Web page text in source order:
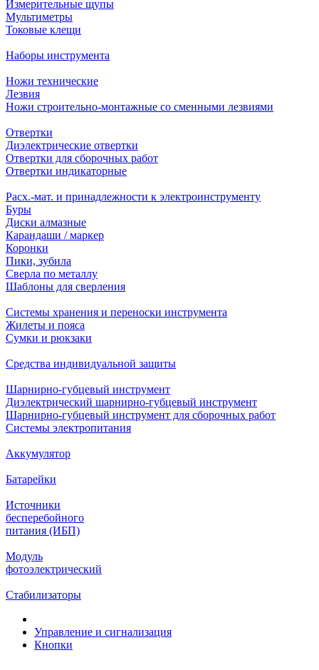
Измерительные щупы
Мультиметры
Токовые клещи
Наборы инструмента
Ножи технические
Лезвия
Ножи строительно-монтажные со сменными лезвиями
Отвертки
Диэлектрические отвертки
Отвертки для сборочных работ
Отвертки индикаторные
Расх.-мат. и принадлежности к электроинструменту
Буры
Диски алмазные
Карандаши / маркер
Коронки
Пики, зубила
Сверла по металлу
Шаблоны для сверления
Системы хранения и переноски инструмента
Жилеты и пояса
Сумки и рюкзаки
Средства индивидуальной защиты
Шарнирно-губцевый инструмент
Диэлектрический шарнирно-губцевый инструмент
Шарнирно-губцевый инструмент для сборочных работ
Системы электропитания
Аккумулятор
Батарейки
Источники
бесперебойного
питания (ИБП)
Модуль
фотоэлектрический
Стабилизаторы
Управление и сигнализация
Кнопки